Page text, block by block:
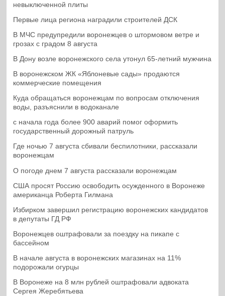
невыключенной плиты
Первые лица региона наградили строителей ДСК
В МЧС предупредили воронежцев о штормовом ветре и
грозах с градом 8 августа
В Дону возле воронежского села утонул 65-летний мужчина
В воронежском ЖК «Яблоневые сады» продаются
коммерческие помещения
Куда обращаться воронежцам по вопросам отключения
воды, разъяснили в водоканале
с начала года более 900 аварий помог оформить
государственный дорожный патруль
Где ночью 7 августа сбивали беспилотники, рассказали
воронежцам
О погоде днем 7 августа рассказали воронежцам
США просят Россию освободить осужденного в Воронеже
американца Роберта Гилмана
Избирком завершил регистрацию воронежских кандидатов
в депутаты ГД РФ
Воронежцев оштрафовали за поездку на пикапе с
бассейном
В начале августа в воронежских магазинах на 11%
подорожали огурцы
В Воронеже на 8 млн рублей оштрафовали адвоката
Сергея Жеребятьева